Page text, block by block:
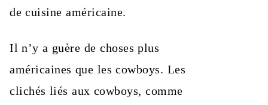
de cuisine américaine.
Il n’y a guère de choses plus
américaines que les cowboys. Les
clichés liés aux cowboys, comme